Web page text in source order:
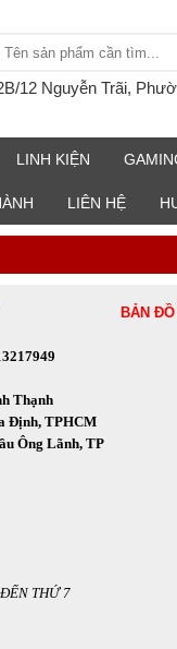
12 Nguyễn Trãi,
LINH KIỆN
LIÊN HỆ
Thạnh
Định, TPHCM
Ông Lãnh, TP
THỨ 7
BẢN